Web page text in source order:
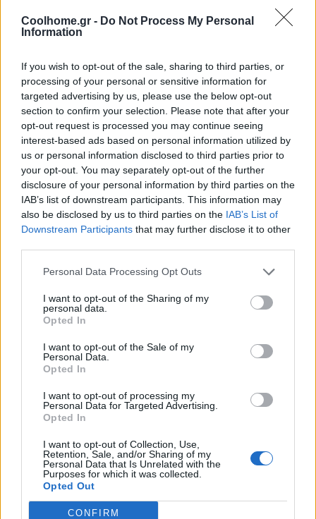
Coolhome.gr - Do Not Process My Personal
Information
If you wish to opt-out of the sale, sharing to third parties, or
processing of your personal or sensitive information for
targeted advertising by us, please use the below opt-out
section to confirm your selection. Please note that after your
opt-out request is processed you may continue seeing
interest-based ads based on personal information utilized by
us or personal information disclosed to third parties prior to
your opt-out. You may separately opt-out of the further
disclosure of your personal information by third parties on the
IAB’s list of downstream participants. This information may
also be disclosed by us to third parties on the IAB’s List of
Downstream Participants that may further disclose it to other
Personal Data Processing Opt Outs
I want to opt-out of the Sharing of my
personal data.
Opted In
I want to opt-out of the Sale of my
Personal Data.
Opted In
I want to opt-out of processing my
Personal Data for Targeted Advertising.
Opted In
I want to opt-out of Collection, Use,
Retention, Sale, and/or Sharing of my
Personal Data that Is Unrelated with the
Purposes for which it was collected.
Opted Out
CONFIRM
Εμπνευστείτε από τον κόσμο του Interior Design!
tesla χτενίσματα του καλοκαιριού
Μάρθα Κατσαρού
Γεια σου φίλη! Είμαι η Μάρθα και αγαπώ καθετί καινούργιο!
Παρόλο που ξεκίνησα με σπουδές στη Διοίκηση Επιχειρήσεων, το
πάθος μου για τη γραφή με οδήγησε στη Δημοσιογραφία, όπου
ολοκλήρωσα το μεταπτυχιακό μου στο ΕΚΠΑ. Πάντα με γοήτευε
ο κόσμος του lifestyle, της μόδας, της ομορφιάς και της
διακόσμησης, και τώρα έχω τη χαρά να μοιράζομαι τις δικές μου
ιδέες και σκέψεις μαζί σου. Είσαι έτοιμη για αυτό το ταξίδι;
Η ηλ. διεύθυνση σας δεν δημοσιεύεται. Τα υποχρεωτικά πεδία
time I comment.
Send Message
Δείτε επίσης…